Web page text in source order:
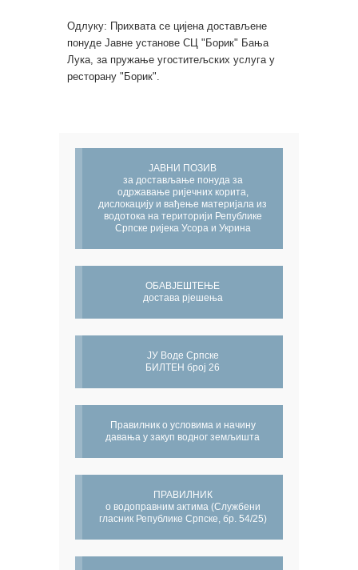
Одлуку: Прихвата се цијена достављене
понуде Јавне установе СЦ "Борик" Бања
Лука, за пружање угоститељских услуга у
ресторану "Борик".
ЈАВНИ ПОЗИВ
за достављање понуда за
одржавање ријечних корита,
дислокацију и вађење материјала из
водотока на територији Републике
Српске ријека Усора и Укрина
ОБАВЈЕШТЕЊЕ
достава рјешења
ЈУ Воде Српске
БИЛТЕН број 26
Правилник о условима и начину
давања у закуп водног земљишта
ПРАВИЛНИК
о водоправним актима (Службени
гласник Републике Српске, бр. 54/25)